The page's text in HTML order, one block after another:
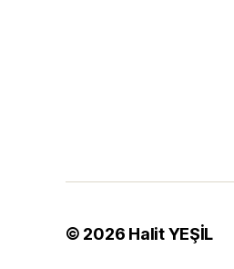
© 2026 Halit YEŞİL